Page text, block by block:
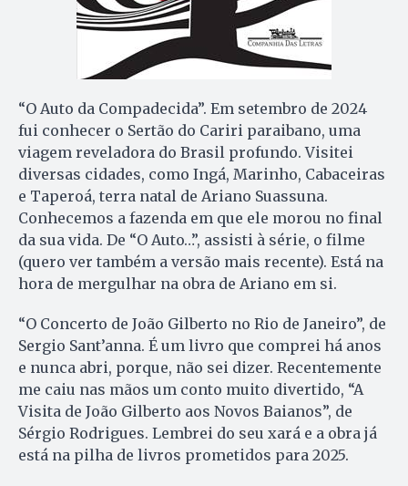
“O Auto da Compadecida”. Em setembro de 2024
fui conhecer o Sertão do Cariri paraibano, uma
viagem reveladora do Brasil profundo. Visitei
diversas cidades, como Ingá, Marinho, Cabaceiras
e Taperoá, terra natal de Ariano Suassuna.
Conhecemos a fazenda em que ele morou no final
da sua vida. De “O Auto…”, assisti à série, o filme
(quero ver também a versão mais recente). Está na
hora de mergulhar na obra de Ariano em si.
“O Concerto de João Gilberto no Rio de Janeiro”, de
Sergio Sant’anna. É um livro que comprei há anos
e nunca abri, porque, não sei dizer. Recentemente
me caiu nas mãos um conto muito divertido, “A
Visita de João Gilberto aos Novos Baianos”, de
Sérgio Rodrigues. Lembrei do seu xará e a obra já
está na pilha de livros prometidos para 2025.